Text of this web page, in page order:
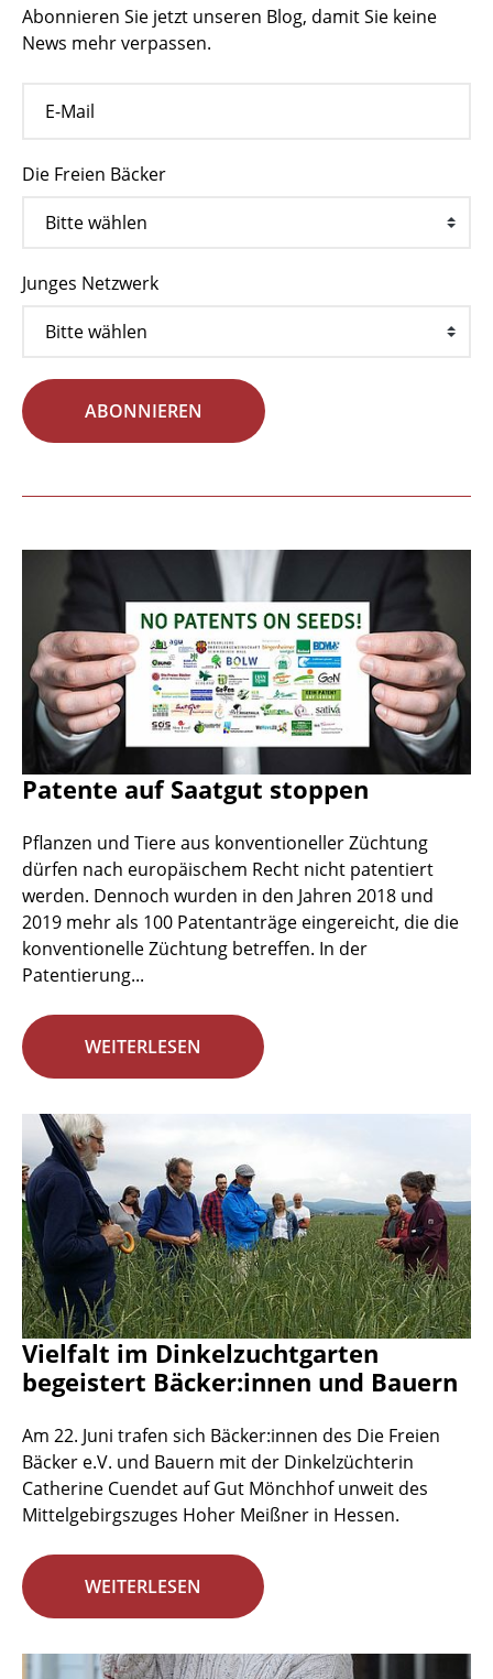
Abonnieren Sie jetzt unseren Blog, damit Sie keine
News mehr verpassen.
Die Freien Bäcker
Junges Netzwerk
ABONNIEREN
Patente auf Saatgut stoppen
Pflanzen und Tiere aus konventioneller Züchtung
dürfen nach europäischem Recht nicht patentiert
werden. Dennoch wurden in den Jahren 2018 und
2019 mehr als 100 Patentanträge eingereicht, die die
konventionelle Züchtung betreffen. In der
Patentierung...
WEITERLESEN
Vielfalt im Dinkelzuchtgarten
begeistert Bäcker:innen und Bauern
Am 22. Juni trafen sich Bäcker:innen des Die Freien
Bäcker e.V. und Bauern mit der Dinkelzüchterin
Catherine Cuendet auf Gut Mönchhof unweit des
Mittelgebirgszuges Hoher Meißner in Hessen.
WEITERLESEN